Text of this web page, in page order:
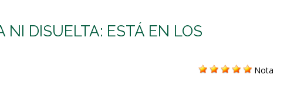
NI DISUELTA: ESTÁ EN LOS
Nota